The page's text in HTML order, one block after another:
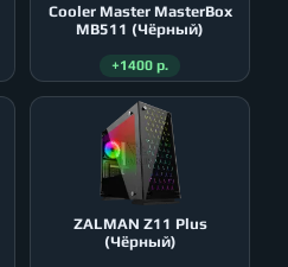
Cooler Master MasterBox
MB511 (Чёрный)
+1400 р.
ZALMAN Z11 Plus
(Чёрный)